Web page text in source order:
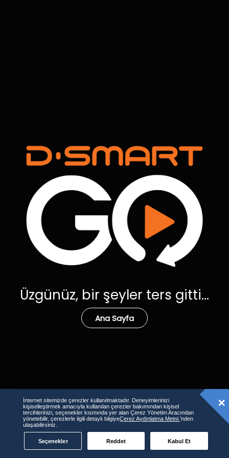
Üzgünüz, bir şeyler ters gitti...
Ana Sayfa
İnternet sitemizde çerezler kullanılmaktadır. Deneyimlerinizi
kişiselleştirmek amacıyla kullanılan çerezler bakımından kişisel
tercihlerinizi, seçenekler kısmında yer alan Çerez Yönetim Aracından
yönetebilir, çerezlerle ilgili detaylı bilgiyeÇerez Aydınlatma Metni’nden
ulaşabilirsiniz.
Seçenekler Reddet Kabul Et